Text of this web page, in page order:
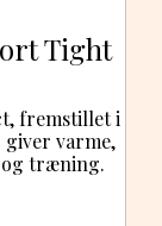
Tight
fremstillet i
giver varme,
træning.